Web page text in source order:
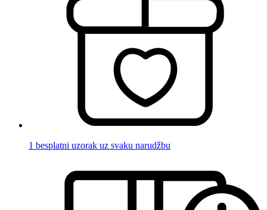
1 besplatni uzorak uz svaku narudžbu